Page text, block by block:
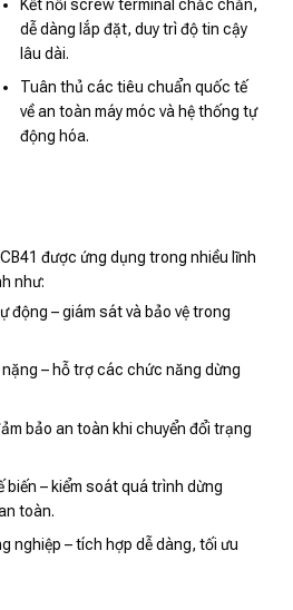
Kết nối screw terminal chắc chắn,
dễ dàng lắp đặt, duy trì độ tin cậy
lâu dài.
Tuân thủ các tiêu chuẩn quốc tế
về an toàn máy móc và hệ thống tự
động hóa.
được ứng dụng trong nhiều lĩnh
như:
động – giám sát và bảo vệ trong
– hỗ trợ các chức năng dừng
bảo an toàn khi chuyển đổi trạng
biến – kiểm soát quá trình dừng
toàn.
nghiệp – tích hợp dễ dàng, tối ưu